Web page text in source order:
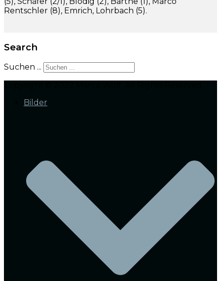
Rentschler (8), Emrich, Lohrbach (5).
Search
Suchen ...
Bilder